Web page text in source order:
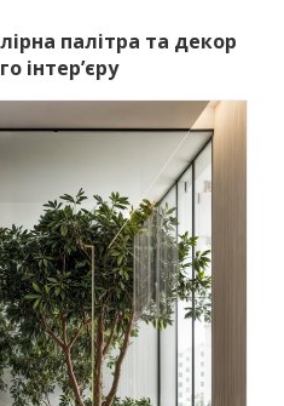
палітра та декор
інтер’єру